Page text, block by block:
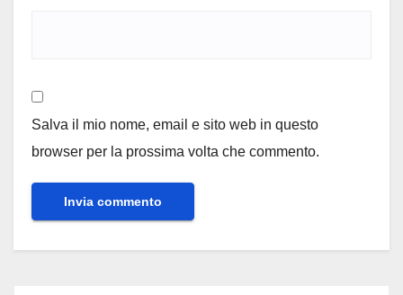
Salva il mio nome, email e sito web in questo
browser per la prossima volta che commento.